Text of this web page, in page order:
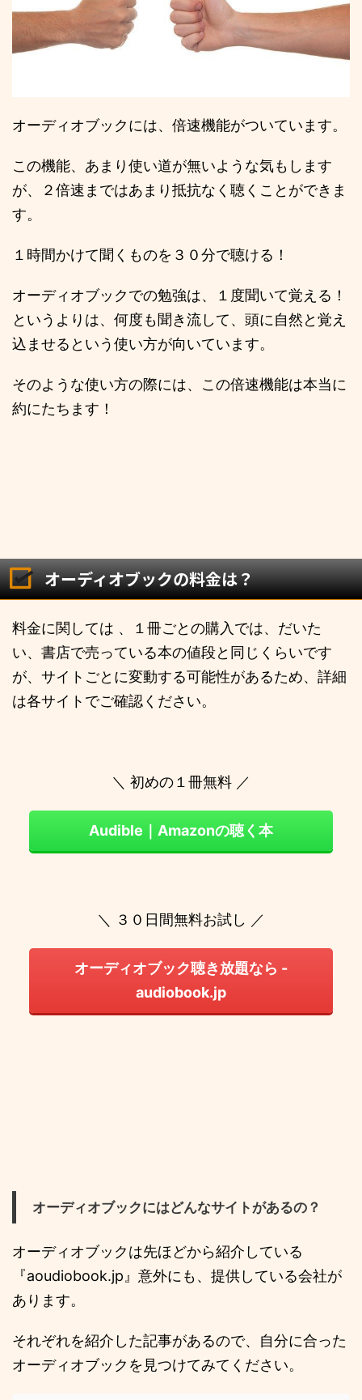
オーディオブックには、倍速機能がついています。
この機能、あまり使い道が無いような気もします
が、２倍速まではあまり抵抗なく聴くことができま
す。
１時間かけて聞くものを３０分で聴ける！
オーディオブックでの勉強は、１度聞いて覚える！
というよりは、何度も聞き流して、頭に自然と覚え
込ませるという使い方が向いています。
そのような使い方の際には、この倍速機能は本当に
約にたちます！
オーディオブックの料金は？
料金に関しては 、１冊ごとの購入では、だいた
い、書店で売っている本の値段と同じくらいです
が、サイトごとに変動する可能性があるため、詳細
は各サイトでご確認ください。
＼ 初めの１冊無料 ／
Audible｜Amazonの聴く本
＼ ３０日間無料お試し ／
オーディオブック聴き放題なら -
audiobook.jp
オーディオブックにはどんなサイトがあるの？
オーディオブックは先ほどから紹介している
『aoudiobook.jp』意外にも、提供している会社が
あります。
それぞれを紹介した記事があるので、自分に合った
オーディオブックを見つけてみてください。